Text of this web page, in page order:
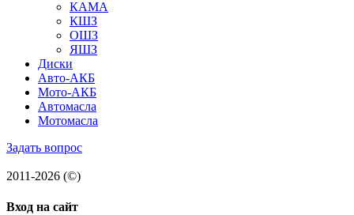
КАМА
КШЗ
ОШЗ
ЯШЗ
Диски
Авто-АКБ
Мото-АКБ
Автомасла
Мотомасла
Задать вопрос
2011-2026 (©)
Вход на сайт